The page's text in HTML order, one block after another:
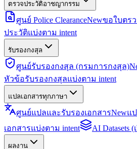
ตรวจประวัติอาชญากรรม
ศูนย์ Police ClearanceNewขอใบตร
ประวัติแบ่งตาม intent
รับรองกงสุล
ศูนย์รับรองกงสุล (กรมการกงสุล)
หัวข้อรับรองกงสุลแบ่งตาม intent
แปลเอกสารทุกภาษา
ศูนย์แปลและรับรองเอกสารNewแ
เอกสารแบ่งตาม intent
AI Datasets
ผลงาน